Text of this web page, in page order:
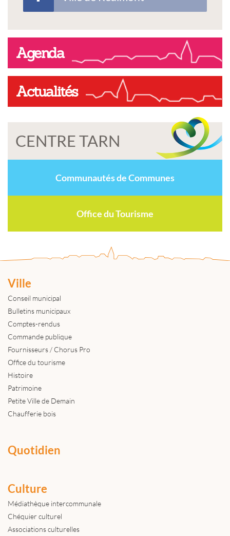
Agenda
Actualités
CENTRE TARN
Communautés de Communes
Office du Tourisme
Ville
Conseil municipal
Bulletins municipaux
Comptes-rendus
Commande publique
Fournisseurs / Chorus Pro
Office du tourisme
Histoire
Patrimoine
Petite Ville de Demain
Chaufferie bois
Quotidien
Culture
Médiathèque intercommunale
Chéquier culturel
Associations culturelles